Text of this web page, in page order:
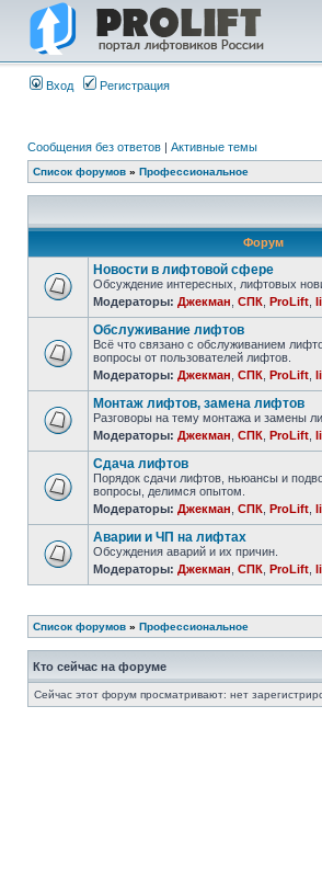
Вход Регистрация
Сообщения без ответов | Активные темы
Список форумов » Профессиональное
Форум
Новости в лифтовой сфере
Обсуждение интересных, лифтовых
Модераторы: Джекман СПК ProLift
Обслуживание лифтов
Всё что связано с обслуживанием
вопросы от пользователей лифтов.
Модераторы: Джекман СПК ProLift
Монтаж лифтов, замена лифтов
Разговоры на тему монтажа и замены
Модераторы: Джекман СПК ProLift
Сдача лифтов
Порядок сдачи лифтов, ньюансы и
вопросы, делимся опытом.
Модераторы: Джекман СПК ProLift
Аварии и ЧП на лифтах
Обсуждения аварий и их причин.
Модераторы: Джекман СПК ProLift
Список форумов » Профессиональное
Кто сейчас на форуме
Сейчас этот форум просматривают: нет